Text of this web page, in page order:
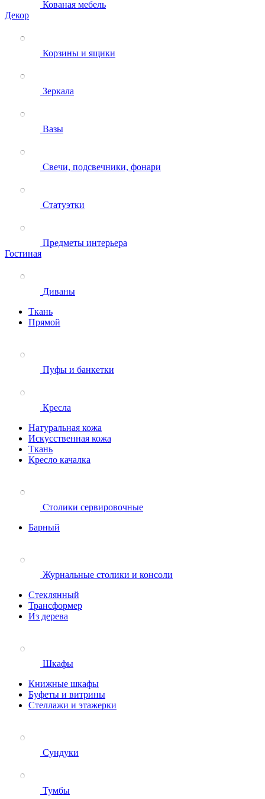
Кованая мебель
Декор
Корзины и ящики
Зеркала
Вазы
Свечи, подсвечники, фонари
Статуэтки
Предметы интерьера
Гостиная
Диваны
Ткань
Прямой
Пуфы и банкетки
Кресла
Натуральная кожа
Искусственная кожа
Ткань
Кресло качалка
Столики сервировочные
Барный
Журнальные столики и консоли
Стеклянный
Трансформер
Из дерева
Шкафы
Книжные шкафы
Буфеты и витрины
Стеллажи и этажерки
Сундуки
Тумбы